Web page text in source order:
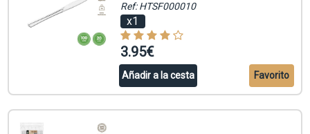
Ref: HTSF000010
x1
3.95€
Añadir a la cesta Favorito